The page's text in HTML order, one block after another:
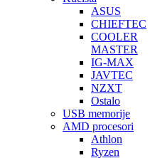
ASUS
CHIEFTEC
COOLER
MASTER
IG-MAX
JAVTEC
NZXT
Ostalo
USB memorije
AMD procesori
Athlon
Ryzen